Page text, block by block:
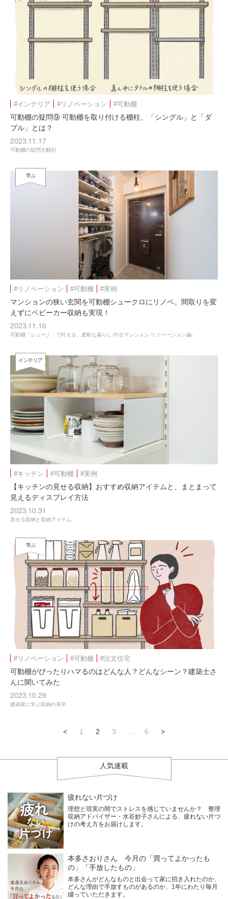
#インテリア #リノベーション #可動棚
可動棚の疑問⑨ 可動棚を取り付ける棚柱、「シングル」と「ダ
ブル」とは？
2023.11.17
可動棚の疑問大解剖
学ぶ
#リノベーション #可動棚 #実例
マンションの狭い玄関を可動棚シュークロにリノベ。間取りを変
えずにベビーカー収納も実現！
2023.11.10
可動棚「シューノ」で叶える、柔軟な暮らし-中古マンション リノベーション編-
インテリア
#キッチン #可動棚 #実例
【キッチンの見せる収納】おすすめ収納アイテムと、まとまって
見えるディスプレイ方法
2023.10.31
見せる収納と収納アイテム
学ぶ
#リノベーション #可動棚 #注文住宅
可動棚がぴったりハマるのはどんな人？どんなシーン？建築士さ
んに聞いてみた
2023.10.29
建築家に学ぶ収納の美学
< 1 2 3 … 6 >
人気連載
疲れない片づけ
理想と現実の間でストレスを感じていませんか？ 整理
収納アドバイザー・水谷妙子さんによる、疲れない片づ
けの考え方をお届けします。
本多さおりさん 今月の「買ってよかったも
の」「手放したもの」
本多さんがどんなものと出会って家に招き入れたのか、
どんな理由で手放すものがあるのか、1年にわたり毎月
綴っていただきます。